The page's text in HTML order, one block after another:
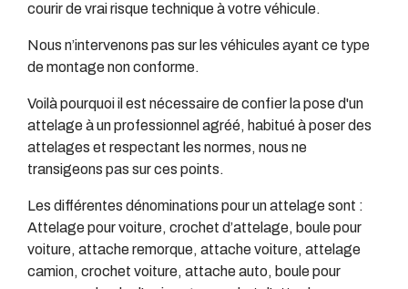
courir de vrai risque technique à votre véhicule.
Nous n’intervenons pas sur les véhicules ayant ce type
de montage non conforme.
Voilà pourquoi il est nécessaire de confier la pose d'un
attelage à un professionnel agréé, habitué à poser des
attelages et respectant les normes, nous ne
transigeons pas sur ces points.
Les différentes dénominations pour un attelage sont :
Attelage pour voiture, crochet d’attelage, boule pour
voiture, attache remorque, attache voiture, attelage
camion, crochet voiture, attache auto, boule pour